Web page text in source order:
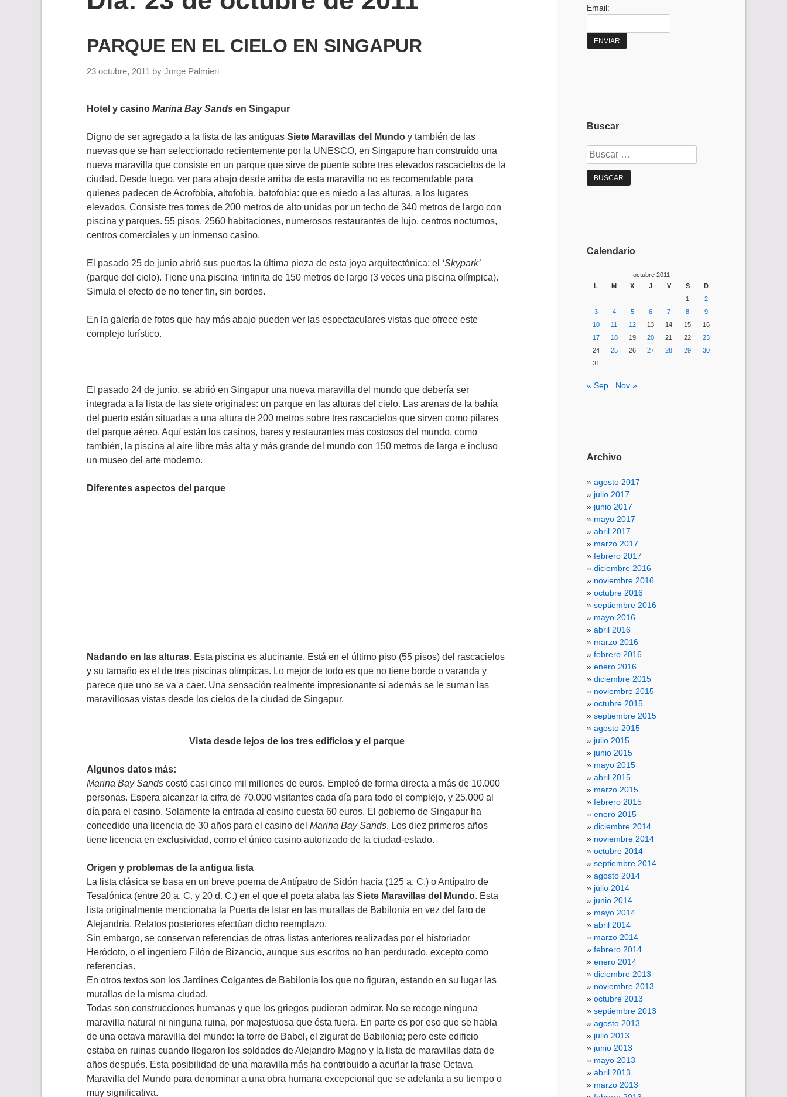
PARQUE EN EL CIELO EN SINGAPUR
23 octubre, 2011 by Jorge Palmieri
Hotel y casino Marina Bay Sands en Singapur
Digno de ser agregado a la lista de las antiguas Siete Maravillas del Mundo y también de las
nuevas que se han seleccionado recientemente por la UNESCO, en Singapure han construído una
nueva maravilla que consiste en un parque que sirve de puente sobre tres elevados rascacielos de la
ciudad. Desde luego, ver para abajo desde arriba de esta maravilla no es recomendable para
quienes padecen de Acrofobia, altofobia, batofobia: que es miedo a las alturas, a los lugares
elevados. Consiste tres torres de 200 metros de alto unidas por un techo de 340 metros de largo con
piscina y parques. 55 pisos, 2560 habitaciones, numerosos restaurantes de lujo, centros nocturnos,
centros comerciales y un inmenso casino.
El pasado 25 de junio abrió sus puertas la última pieza de esta joya arquitectónica: el ‘Skypark’
(parque del cielo). Tiene una piscina ‘infinita de 150 metros de largo (3 veces una piscina olímpica).
Simula el efecto de no tener fin, sin bordes.
En la galería de fotos que hay más abajo pueden ver las espectaculares vistas que ofrece este
complejo turístico.
El pasado 24 de junio, se abrió en Singapur una nueva maravilla del mundo que debería ser
integrada a la lista de las siete originales: un parque en las alturas del cielo. Las arenas de la bahía
del puerto están situadas a una altura de 200 metros sobre tres rascacielos que sirven como pilares
del parque aéreo. Aquí están los casinos, bares y restaurantes más costosos del mundo, como
también, la piscina al aire libre más alta y más grande del mundo con 150 metros de larga e incluso
un museo del arte moderno.
Diferentes aspectos del parque
Nadando en las alturas. Esta piscina es alucinante. Está en el último piso (55 pisos) del rascacielos
y su tamaño es el de tres piscinas olímpicas. Lo mejor de todo es que no tiene borde o varanda y
parece que uno se va a caer. Una sensación realmente impresionante si además se le suman las
maravillosas vistas desde los cielos de la ciudad de Singapur.
Vista desde lejos de los tres edificios y el parque
Algunos datos más:
Marina Bay Sands costó casi cinco mil millones de euros. Empleó de forma directa a más de 10.000
personas. Espera alcanzar la cifra de 70.000 visitantes cada día para todo el complejo, y 25.000 al
día para el casino. Solamente la entrada al casino cuesta 60 euros. El gobierno de Singapur ha
concedido una licencia de 30 años para el casino del Marina Bay Sands. Los diez primeros años
tiene licencia en exclusividad, como el único casino autorizado de la ciudad-estado.
Origen y problemas de la antigua lista
La lista clásica se basa en un breve poema de Antípatro de Sidón hacia (125 a. C.) o Antípatro de
Tesalónica (entre 20 a. C. y 20 d. C.) en el que el poeta alaba las Siete Maravillas del Mundo. Esta
lista originalmente mencionaba la Puerta de Istar en las murallas de Babilonia en vez del faro de
Alejandría. Relatos posteriores efectúan dicho reemplazo.
Sin embargo, se conservan referencias de otras listas anteriores realizadas por el historiador
Heródoto, o el ingeniero Filón de Bizancio, aunque sus escritos no han perdurado, excepto como
referencias.
En otros textos son los Jardines Colgantes de Babilonia los que no figuran, estando en su lugar las
murallas de la misma ciudad.
Todas son construcciones humanas y que los griegos pudieran admirar. No se recoge ninguna
maravilla natural ni ninguna ruina, por majestuosa que ésta fuera. En parte es por eso que se habla
de una octava maravilla del mundo: la torre de Babel, el zigurat de Babilonia; pero este edificio
estaba en ruinas cuando llegaron los soldados de Alejandro Magno y la lista de maravillas data de
años después. Esta posibilidad de una maravilla más ha contribuido a acuñar la frase Octava
Maravilla del Mundo para denominar a una obra humana excepcional que se adelanta a su tiempo o
muy significativa.
Email:
Buscar
Buscar:
Calendario
octubre 2011
L
M X J V S
D
1
2
3
4 5 6 7 8
9
10
11 12 13 14 15
16
17
18 19 20 21 22
23
24
25 26 27 28 29
30
31
« Sep Nov »
Archivo
agosto 2017
julio 2017
junio 2017
mayo 2017
abril 2017
marzo 2017
febrero 2017
diciembre 2016
noviembre 2016
octubre 2016
septiembre 2016
mayo 2016
abril 2016
marzo 2016
febrero 2016
enero 2016
diciembre 2015
noviembre 2015
octubre 2015
septiembre 2015
agosto 2015
julio 2015
junio 2015
mayo 2015
abril 2015
marzo 2015
febrero 2015
enero 2015
diciembre 2014
noviembre 2014
octubre 2014
septiembre 2014
agosto 2014
julio 2014
junio 2014
mayo 2014
abril 2014
marzo 2014
febrero 2014
enero 2014
diciembre 2013
noviembre 2013
octubre 2013
septiembre 2013
agosto 2013
julio 2013
junio 2013
mayo 2013
abril 2013
marzo 2013